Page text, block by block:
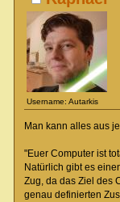
Username: Autarkis
Man kann alles aus
"Euer Computer ist
Natürlich gibt es
Zug, da das Ziel des
genau definierten